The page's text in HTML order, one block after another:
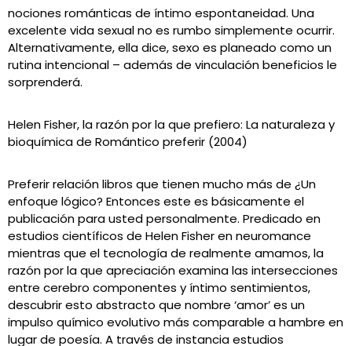
nociones románticas de íntimo espontaneidad. Una
excelente vida sexual no es rumbo simplemente ocurrir.
Alternativamente, ella dice, sexo es planeado como un
rutina intencional – además de vinculación beneficios le
sorprenderá.
Helen Fisher, la razón por la que prefiero: La naturaleza y
bioquímica de Romántico preferir (2004)
Preferir relación libros que tienen mucho más de ¿Un
enfoque lógico? Entonces este es básicamente el
publicación para usted personalmente. Predicado en
estudios científicos de Helen Fisher en neuromance
mientras que el tecnología de realmente amamos, la
razón por la que apreciación examina las intersecciones
entre cerebro componentes y íntimo sentimientos,
descubrir esto abstracto que nombre ‘amor’ es un
impulso químico evolutivo más comparable a hambre en
lugar de poesía. A través de instancia estudios